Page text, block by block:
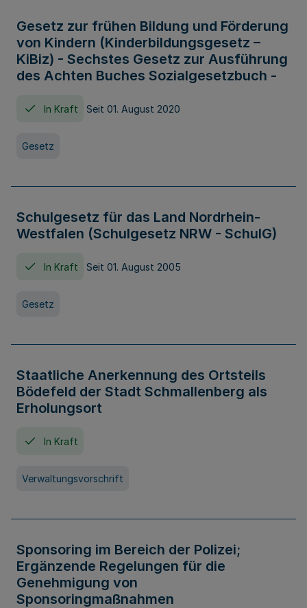
Gesetz zur frühen Bildung und Förderung
von Kindern (Kinderbildungsgesetz –
KiBiz) - Sechstes Gesetz zur Ausführung
des Achten Buches Sozialgesetzbuch -
In Kraft Seit 01. August 2020
Gesetz
Schulgesetz für das Land Nordrhein-
Westfalen (Schulgesetz NRW - SchulG)
In Kraft Seit 01. August 2005
Gesetz
Staatliche Anerkennung des Ortsteils
Bödefeld der Stadt Schmallenberg als
Erholungsort
In Kraft
Verwaltungsvorschrift
Sponsoring im Bereich der Polizei;
Ergänzende Regelungen für die
Genehmigung von
Sponsoringmaßnahmen